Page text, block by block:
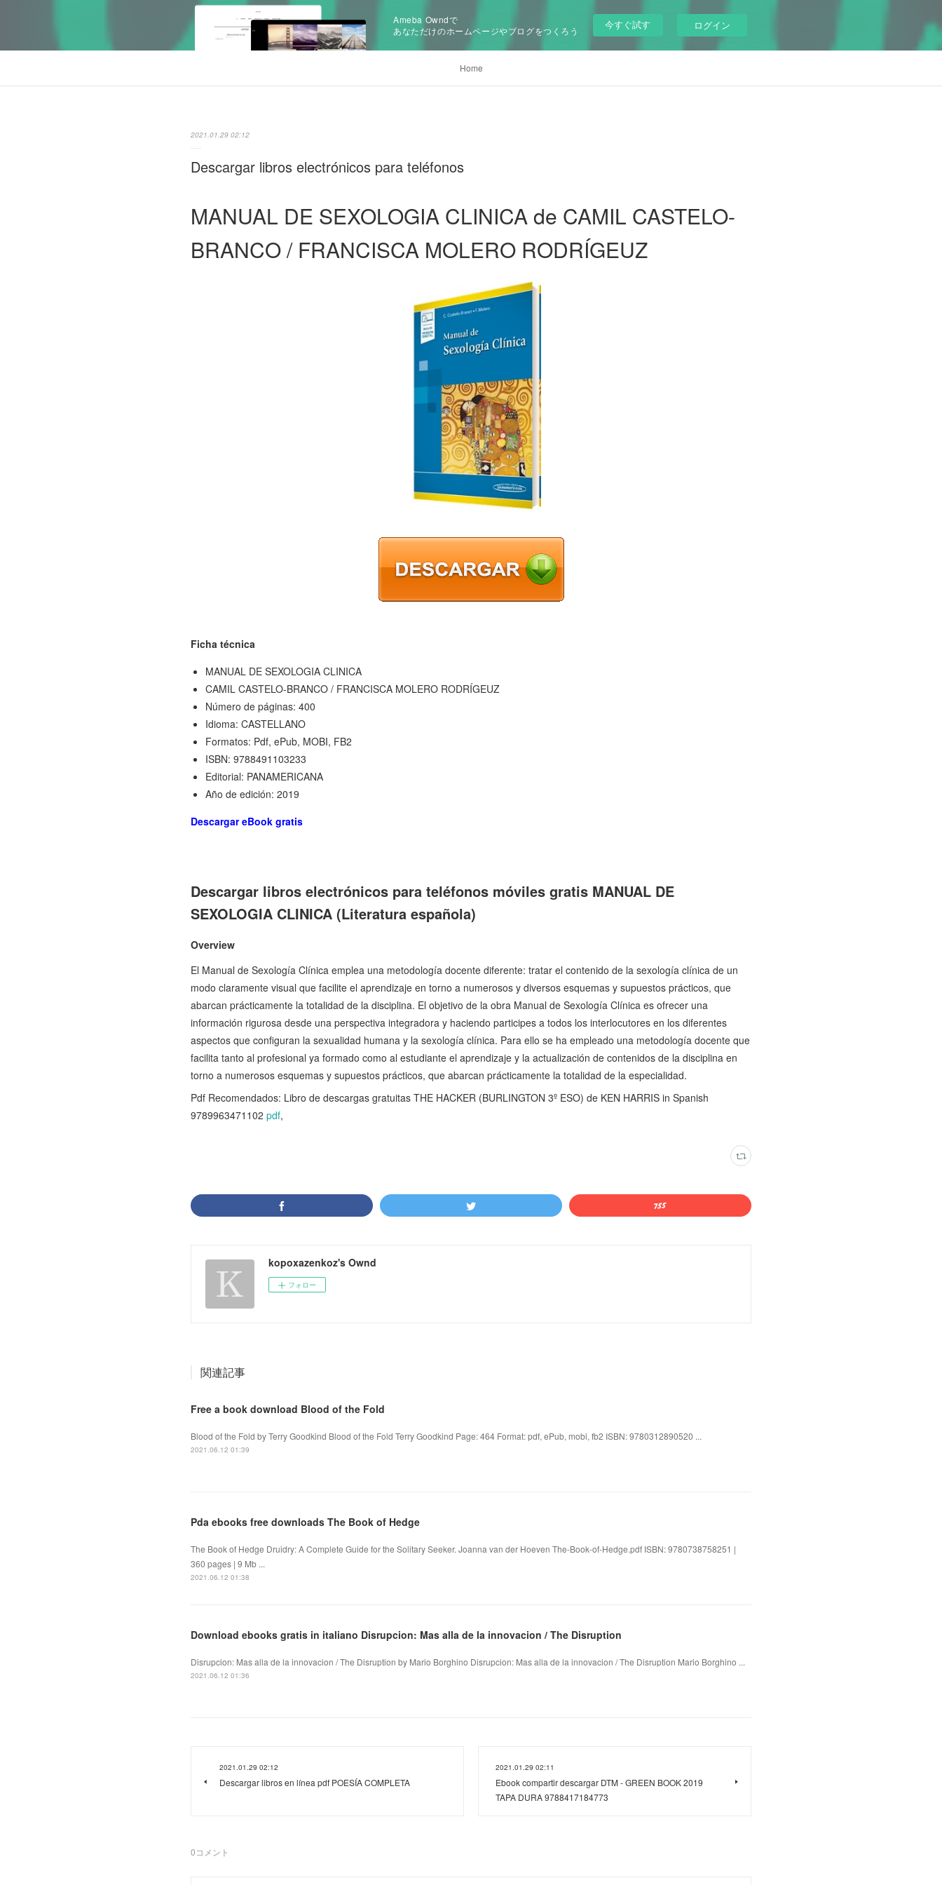
Ameba Owndで
あなただけのホームページやブログをつくろう
今すぐ試す ログイン
Home
2021.01.29 02:12
Descargar libros electrónicos para teléfonos
MANUAL DE SEXOLOGIA CLINICA de CAMIL CASTELO-
BRANCO / FRANCISCA MOLERO RODRÍGEUZ
Ficha técnica
MANUAL DE SEXOLOGIA CLINICA
CAMIL CASTELO-BRANCO / FRANCISCA MOLERO RODRÍGEUZ
Número de páginas: 400
Idioma: CASTELLANO
Formatos: Pdf, ePub, MOBI, FB2
ISBN: 9788491103233
Editorial: PANAMERICANA
Año de edición: 2019
Descargar eBook gratis
Descargar libros electrónicos para teléfonos móviles gratis MANUAL DE
SEXOLOGIA CLINICA (Literatura española)
Overview
El Manual de Sexología Clínica emplea una metodología docente diferente: tratar el contenido de la sexología clínica de un
modo claramente visual que facilite el aprendizaje en torno a numerosos y diversos esquemas y supuestos prácticos, que
abarcan prácticamente la totalidad de la disciplina. El objetivo de la obra Manual de Sexología Clínica es ofrecer una
información rigurosa desde una perspectiva integradora y haciendo participes a todos los interlocutores en los diferentes
aspectos que configuran la sexualidad humana y la sexología clínica. Para ello se ha empleado una metodología docente que
facilita tanto al profesional ya formado como al estudiante el aprendizaje y la actualización de contenidos de la disciplina en
torno a numerosos esquemas y supuestos prácticos, que abarcan prácticamente la totalidad de la especialidad.
Pdf Recomendados: Libro de descargas gratuitas THE HACKER (BURLINGTON 3º ESO) de KEN HARRIS in Spanish
9789963471102 pdf,
kopoxazenkoz's Ownd
フォロー
関連記事
Free a book download Blood of the Fold
Blood of the Fold by Terry Goodkind Blood of the Fold Terry Goodkind Page: 464 Format: pdf, ePub, mobi, fb2 ISBN: 9780312890520 ...
2021.06.12 01:39
Pda ebooks free downloads The Book of Hedge
The Book of Hedge Druidry: A Complete Guide for the Solitary Seeker. Joanna van der Hoeven The-Book-of-Hedge.pdf ISBN: 9780738758251 |
360 pages | 9 Mb ...
2021.06.12 01:38
Download ebooks gratis in italiano Disrupcion: Mas alla de la innovacion / The Disruption
Disrupcion: Mas alla de la innovacion / The Disruption by Mario Borghino Disrupcion: Mas alla de la innovacion / The Disruption Mario Borghino ...
2021.06.12 01:36
2021.01.29 02:12
Descargar libros en línea pdf POESÍA COMPLETA
2021.01.29 02:11
Ebook compartir descargar DTM - GREEN BOOK 2019
TAPA DURA 9788417184773
0コメント